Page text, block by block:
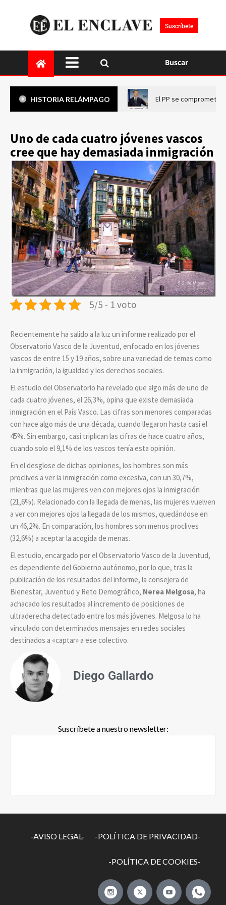
Suscríbete
Buscar
HISTORIA RELÁMPAGO El PP se compromete
Uno de cada cuatro jóvenes vascos
cree que hay demasiada inmigración
5/5 - 1 voto
Recientemente ha salido a la luz un informe realizado por el
Observatorio Vasco de la Juventud, enfocado en los jóvenes
vascos de entre 15 y 19 años, sobre una variedad de temas como
la inmigración, la igualdad y los derechos sociales.
El estudio del Observatorio ha revelado que algo más de uno de
cada cuatro jóvenes, el 26,3%, opina que existe demasiada
inmigración en el País Vasco. Las cifras son menores comparadas
con hace algo más de una década, cuando llegaron hasta casi el
45%. Sin embargo, casi triplican las cifras de hace cuatro años,
cuando solo el 9,1% de los vascos tenía esta opinión.
En el desglose de dichas opiniones, los hombres son más
proclives a ver la inmigración como excesiva, con un 30,7%,
mientras que las mujeres ven con mejores ojos la inmigración
(21,6%). Relacionado con la llegada de menas, las mujeres vuelven
a ver con mejores ojos la llegada de los mismos, quedándose en
un 46,2%. En comparación, los hombres son menos proclives
(32,6%) a aceptar la acogida de menas.
El estudio, encargado por el Observatorio Vasco de la Juventud,
es dependiente del Gobierno autónomo, por lo que, tras la
publicación de los resultados del informe, la consejera de
Bienestar, Juventud y Reto Demográfico, Nerea Melgosa, ha
achacado los resultados al incremento de posiciones de
ultraderecha detectado entre los más jóvenes. Melgosa lo ha
vinculado con determinados mensajes en redes sociales
destinados a «captar» a ese colectivo.
Diego Gallardo
Suscríbete a nuestro newsletter:
-AVISO LEGAL- -POLÍTICA DE PRIVACIDAD-
-POLÍTICA DE COOKIES-